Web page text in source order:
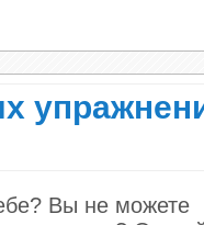
Вы не можете